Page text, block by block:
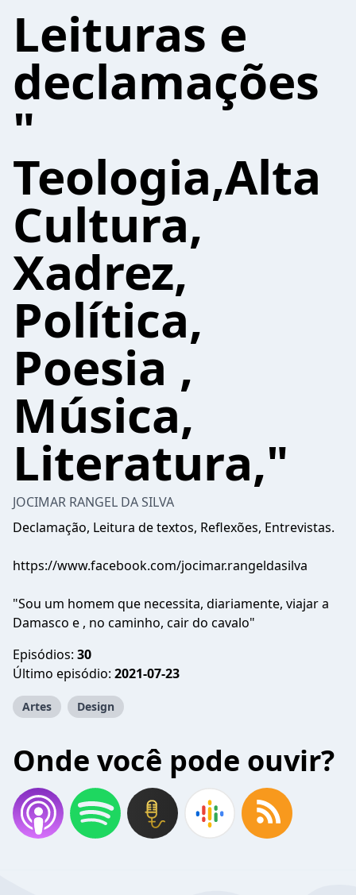
Leituras e
declamações
"
Teologia,Alta
Cultura,
Xadrez,
Política,
Poesia ,
Música,
Literatura,"
JOCIMAR RANGEL DA SILVA
Declamação, Leitura de textos, Reflexões, Entrevistas.
https://www.facebook.com/jocimar.rangeldasilva
"Sou um homem que necessita, diariamente, viajar a
Damasco e , no caminho, cair do cavalo"
Episódios: 30
Último episódio: 2021-07-23
Artes Design
Onde você pode ouvir?